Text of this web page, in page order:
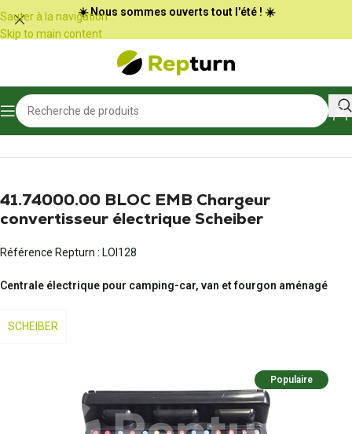
Panneau de gestion des cookies
Sauter à la navigation
Skip to main content
☀️ Nous sommes ouverts tout l'été ! ☀️
Accueil Bloc électrique et chargeur de batterie
41.74000.00 BLOC EMB Chargeur
convertisseur électrique Scheiber
Référence Repturn : LOI128
Centrale électrique pour camping-car, van et fourgon aménagé
SCHEIBER
Populaire